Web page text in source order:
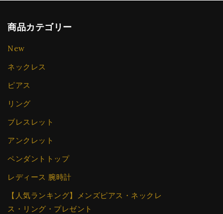
商品カテゴリー
New
ネックレス
ピアス
リング
ブレスレット
アンクレット
ペンダントトップ
レディース 腕時計
【人気ランキング】メンズピアス・ネックレ
ス・リング・プレゼント